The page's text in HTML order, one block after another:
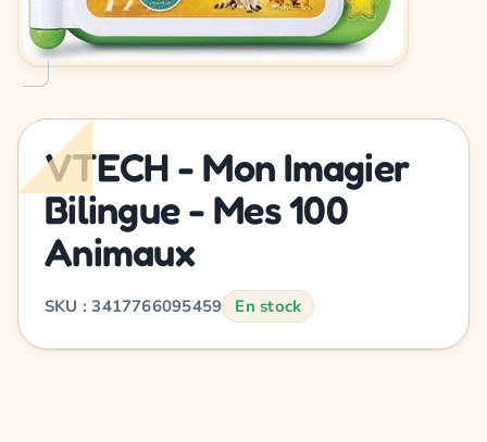
VTECH - Mon Imagier
Bilingue - Mes 100
Animaux
SKU : 3417766095459 En stock